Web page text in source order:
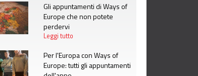
Gli appuntamenti di Ways of
Europe che non potete
perdervi
Leggi tutto
Per l'Europa con Ways of
Europe: tutti gli appuntamenti